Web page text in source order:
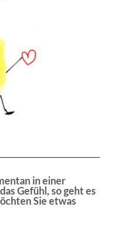
in einer
Gefühl, so geht es
Sie etwas